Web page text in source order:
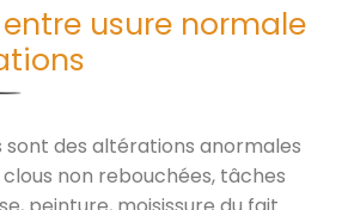
usure normale
sont des altérations anormales
non rebouchées, tâches